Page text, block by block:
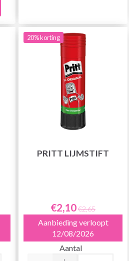
20% korting
PRITT LIJMSTIFT
€2,10€2,65
Aanbieding verloopt
12/08/2026
Aantal